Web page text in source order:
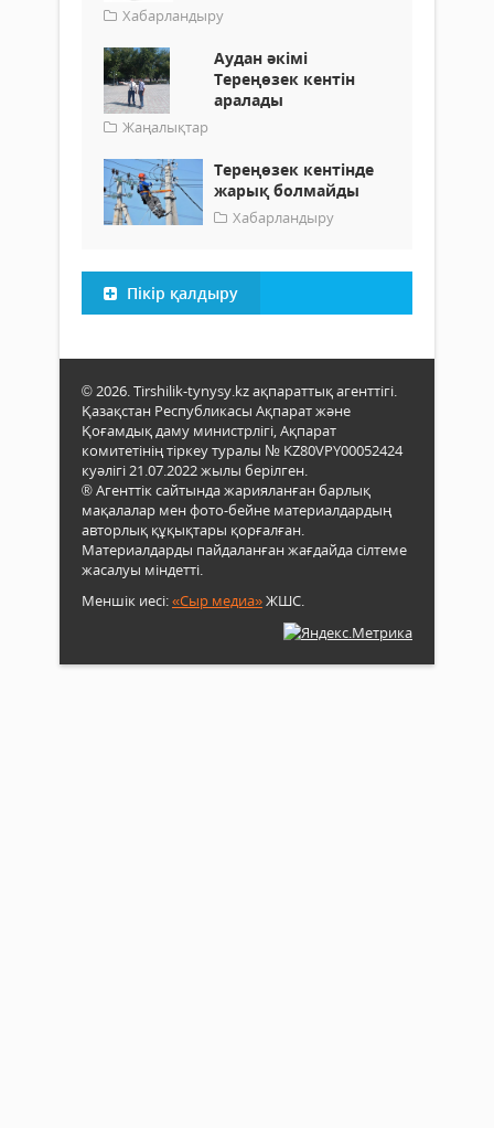
Хабарландыру
Аудан әкімі
Тереңөзек кентін
аралады
Жаңалықтар
Тереңөзек кентінде
жарық болмайды
Хабарландыру
Пікір қалдыру
© 2026. Tirshilik-tynysy.kz ақпараттық агенттігі.
Қазақстан Республикасы Ақпарат және
Қоғамдық даму министрлігі, Ақпарат
комитетінің тіркеу туралы № KZ80VPY00052424
куәлігі 21.07.2022 жылы берілген.
® Агенттік сайтында жарияланған барлық
мақалалар мен фото-бейне материалдардың
авторлық құқықтары қорғалған.
Материалдарды пайдаланған жағдайда сілтеме
жасалуы міндетті.
Меншік иесі:«Сыр медиа»ЖШС.